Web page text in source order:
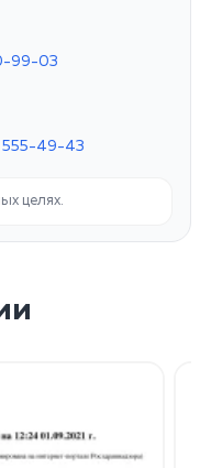
99-03
49-43
целях.